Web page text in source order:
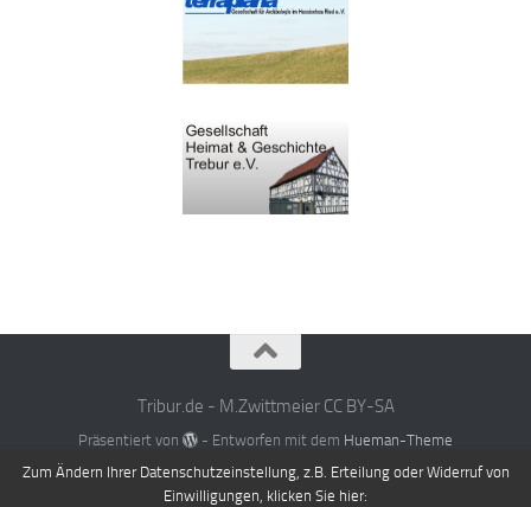
Tribur.de - M.Zwittmeier CC BY-SA
Präsentiert von - Entworfen mit dem Hueman-Theme
Zum Ändern Ihrer Datenschutzeinstellung, z.B. Erteilung oder Widerruf von
Einwilligungen, klicken Sie hier: